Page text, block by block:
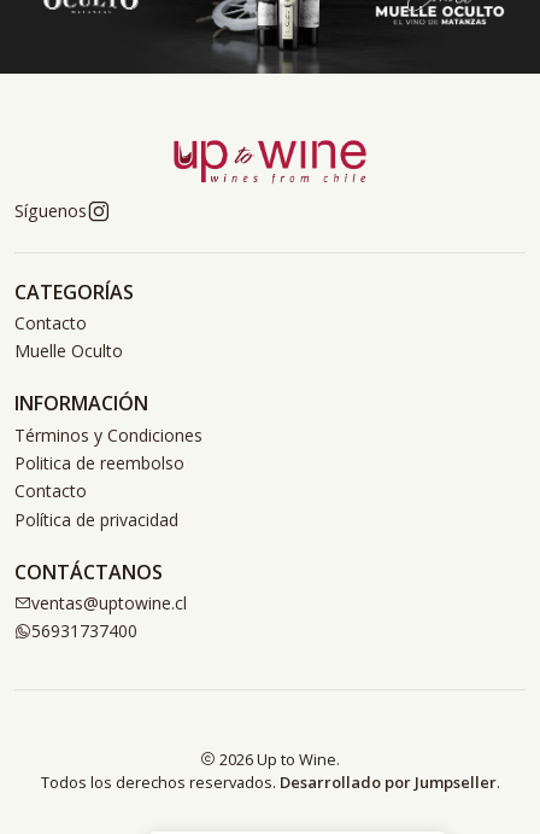
Síguenos
CATEGORÍAS
Contacto
Muelle Oculto
INFORMACIÓN
Términos y Condiciones
Politica de reembolso
Contacto
Política de privacidad
CONTÁCTANOS
ventas@uptowine.cl
56931737400
2026 Up to Wine.
Todos los derechos reservados. Desarrollado por Jumpseller.